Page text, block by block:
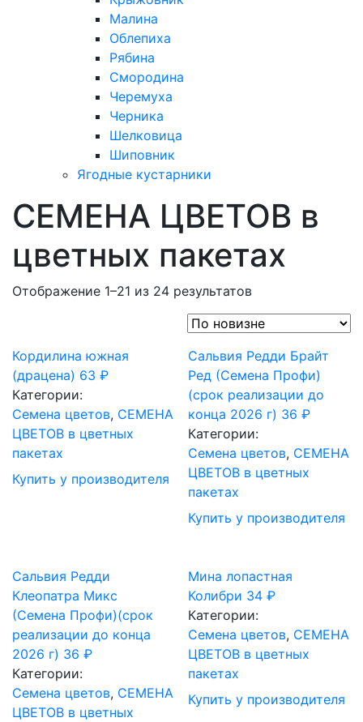
Малина
Облепиха
Рябина
Смородина
Черемуха
Черника
Шелковица
Шиповник
Ягодные кустарники
СЕМЕНА ЦВЕТОВ в
цветных пакетах
Отображение 1–21 из 24 результатов
Кордилина южная
(драцена) 63 ₽
Категории:
Семена цветов, СЕМЕНА
ЦВЕТОВ в цветных
пакетах
Купить у производителя
Сальвия Редди Брайт
Ред (Семена Профи)
(срок реализации до
конца 2026 г) 36₽
Категории:
Семена цветов, СЕМЕНА
ЦВЕТОВ в цветных
пакетах
Купить у производителя
Сальвия Редди
Клеопатра Микс
(Семена Профи)(срок
реализации до конца
2026 г) 36 ₽
Категории:
Семена цветов, СЕМЕНА
ЦВЕТОВ в цветных
Мина лопастная
Колибри 34₽
Категории:
Семена цветов, СЕМЕНА
ЦВЕТОВ в цветных
пакетах
Купить у производителя